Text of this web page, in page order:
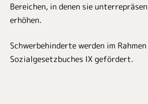
Bereichen, in denen sie
erhöhen.
Schwerbehinderte werden im
Sozialgesetzbuches IX gefördert.